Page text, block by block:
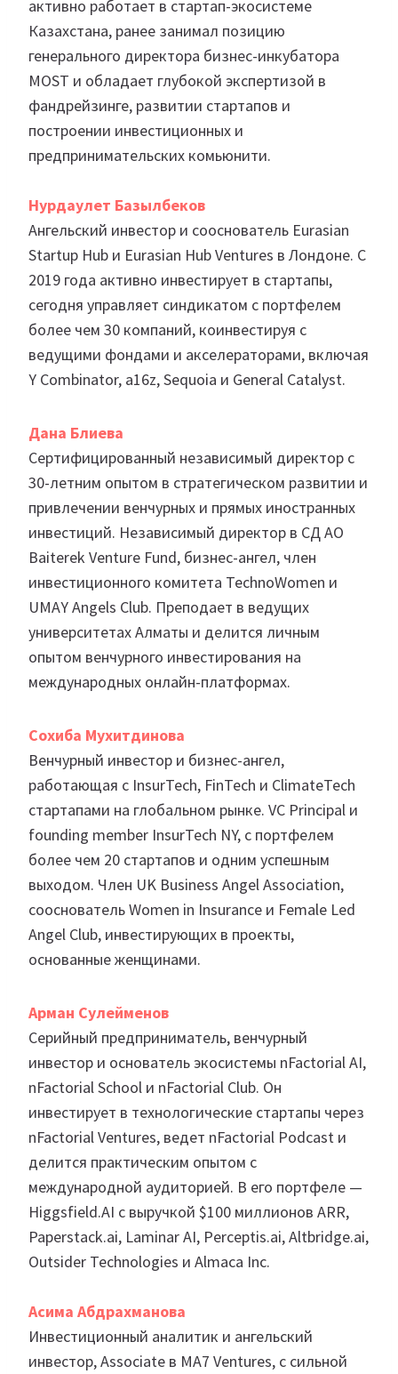
активно работает в стартап-экосистеме
Казахстана, ранее занимал позицию
генерального директора бизнес-инкубатора
MOST и обладает глубокой экспертизой в
фандрейзинге, развитии стартапов и
построении инвестиционных и
предпринимательских комьюнити.
Нурдаулет Базылбеков
Ангельский инвестор и сооснователь Eurasian
Startup Hub и Eurasian Hub Ventures в Лондоне. С
2019 года активно инвестирует в стартапы,
сегодня управляет синдикатом с портфелем
более чем 30 компаний, коинвестируя с
ведущими фондами и акселераторами, включая
Y Combinator, a16z, Sequoia и General Catalyst.
Дана Блиева
Сертифицированный независимый директор с
30-летним опытом в стратегическом развитии и
привлечении венчурных и прямых иностранных
инвестиций. Независимый директор в СД АО
Baiterek Venture Fund, бизнес-ангел, член
инвестиционного комитета TechnoWomen и
UMAY Angels Club. Преподает в ведущих
университетах Алматы и делится личным
опытом венчурного инвестирования на
международных онлайн-платформах.
Сохиба Мухитдинова
Венчурный инвестор и бизнес-ангел,
работающая с InsurTech, FinTech и ClimateTech
стартапами на глобальном рынке. VC Principal и
founding member InsurTech NY, с портфелем
более чем 20 стартапов и одним успешным
выходом. Член UK Business Angel Association,
сооснователь Women in Insurance и Female Led
Angel Club, инвестирующих в проекты,
основанные женщинами.
Арман Сулейменов
Серийный предприниматель, венчурный
инвестор и основатель экосистемы nFactorial AI,
nFactorial School и nFactorial Club. Он
инвестирует в технологические стартапы через
nFactorial Ventures, ведет nFactorial Podcast и
делится практическим опытом с
международной аудиторией. В его портфеле —
Higgsfield.AI с выручкой $100 миллионов ARR,
Paperstack.ai, Laminar AI, Perceptis.ai, Altbridge.ai,
Outsider Technologies и Almaca Inc.
Асима Абдрахманова
Инвестиционный аналитик и ангельский
инвестор, Associate в MA7 Ventures, с сильной